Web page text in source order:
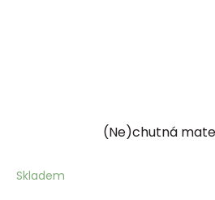
(Ne)chutná
Skladem